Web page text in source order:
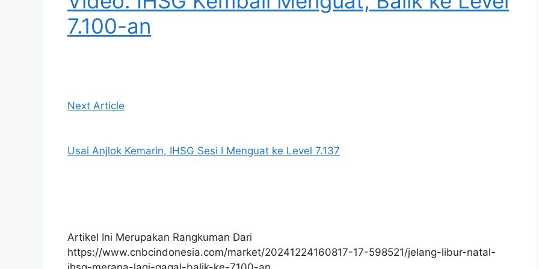
7.100-an
Next Article
Usai Anjlok Kemarin, IHSG Sesi I Menguat ke Level 7.137
Artikel Ini Merupakan Rangkuman Dari
https://www.cnbcindonesia.com/market/20241224160817-17-598521/jelang-libur-natal-